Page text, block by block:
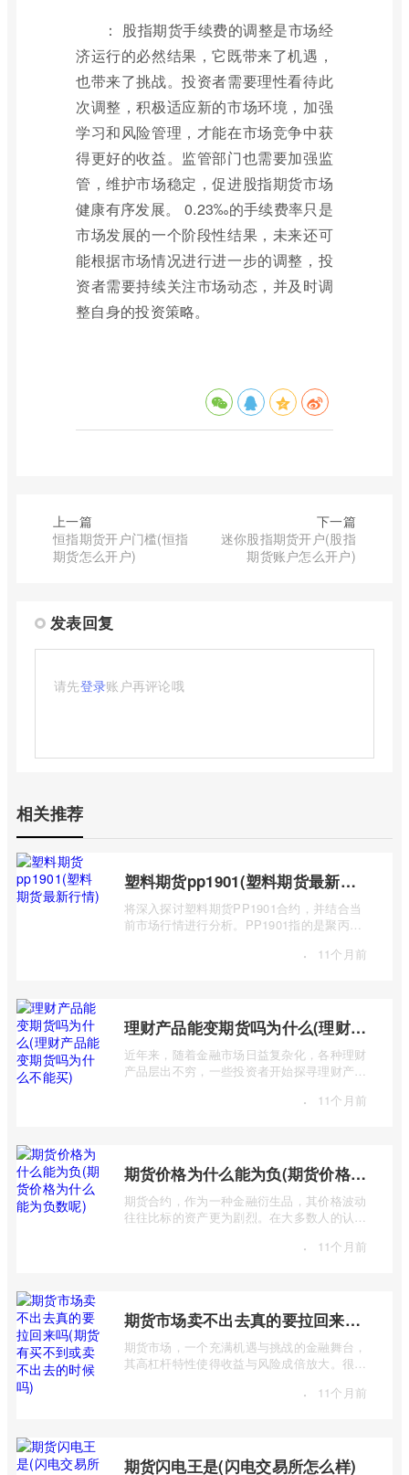
： 股指期货手续费的调整是市场经
济运行的必然结果，它既带来了机遇，
也带来了挑战。投资者需要理性看待此
次调整，积极适应新的市场环境，加强
学习和风险管理，才能在市场竞争中获
得更好的收益。监管部门也需要加强监
管，维护市场稳定，促进股指期货市场
健康有序发展。 0.23‰的手续费率只是
市场发展的一个阶段性结果，未来还可
能根据市场情况进行进一步的调整，投
资者需要持续关注市场动态，并及时调
整自身的投资策略。
上一篇
恒指期货开户门槛(恒指
期货怎么开户)
下一篇
迷你股指期货开户(股指
期货账户怎么开户)
发表回复
请先登录账户再评论哦
相关推荐
塑料期货pp1901(塑料期货最新行情)
将深入探讨塑料期货PP1901合约，并结合当
前市场行情进行分析。PP1901指的是聚丙烯
· 11个月前
理财产品能变期货吗为什么(理财产品能变期货吗为什么不能买)
近年来，随着金融市场日益复杂化，各种理财
产品层出不穷，一些投资者开始探寻理财产品
· 11个月前
期货价格为什么能为负(期货价格为什么能为负数呢)
期货合约，作为一种金融衍生品，其价格波动
往往比标的资产更为剧烈。在大多数人的认知
· 11个月前
期货市场卖不出去真的要拉回来吗(期货有买不到或卖不出去的时候吗)
期货市场，一个充满机遇与挑战的金融舞台，
其高杠杆特性使得收益与风险成倍放大。很多
· 11个月前
期货闪电王是(闪电交易所怎么样)